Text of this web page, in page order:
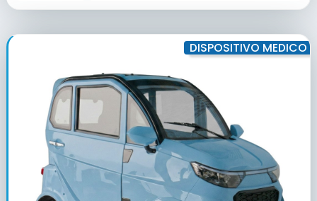
DISPOSITIVO MEDICO